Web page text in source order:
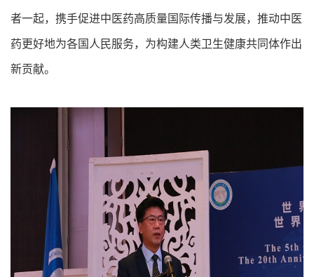
者一起，携手促进中医药高质量国际传播与发展，推动中医
药更好地为各国人民服务，为构建人类卫生健康共同体作出
新贡献。